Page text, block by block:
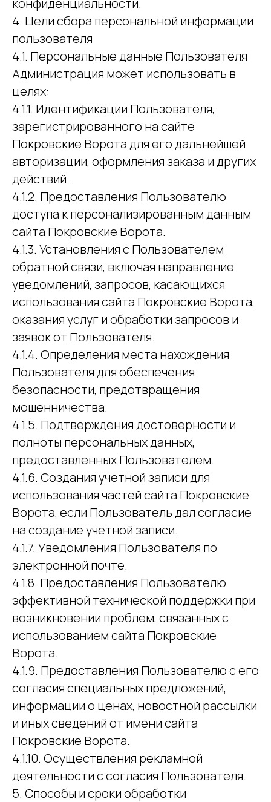
конфиденциальности.
4. Цели сбора персональной информации
пользователя
4.1. Персональные данные Пользователя
Администрация может использовать в
целях:
4.1.1. Идентификации Пользователя,
зарегистрированного на сайте
Покровские Ворота для его дальнейшей
авторизации, оформления заказа и других
действий.
4.1.2. Предоставления Пользователю
доступа к персонализированным данным
сайта Покровские Ворота.
4.1.3. Установления с Пользователем
обратной связи, включая направление
уведомлений, запросов, касающихся
использования сайта Покровские Ворота,
оказания услуг и обработки запросов и
заявок от Пользователя.
4.1.4. Определения места нахождения
Пользователя для обеспечения
безопасности, предотвращения
мошенничества.
4.1.5. Подтверждения достоверности и
полноты персональных данных,
предоставленных Пользователем.
4.1.6. Создания учетной записи для
использования частей сайта Покровские
Ворота, если Пользователь дал согласие
на создание учетной записи.
4.1.7. Уведомления Пользователя по
электронной почте.
4.1.8. Предоставления Пользователю
эффективной технической поддержки при
возникновении проблем, связанных с
использованием сайта Покровские
Ворота.
4.1.9. Предоставления Пользователю с его
согласия специальных предложений,
информации о ценах, новостной рассылки
и иных сведений от имени сайта
Покровские Ворота.
4.1.10. Осуществления рекламной
деятельности с согласия Пользователя.
5. Способы и сроки обработки